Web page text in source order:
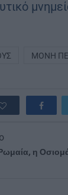
ΜΟΝΉ
η